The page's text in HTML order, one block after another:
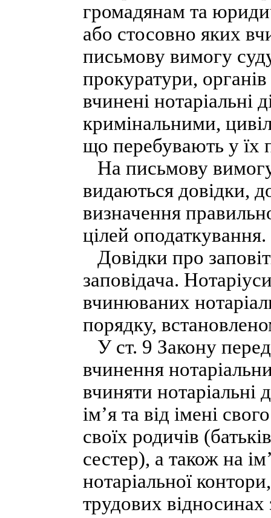
громадянам та
або стосовно яких
письмову вимогу
прокуратури, органів
вчинені нотаріальні
кримінальними,
що перебувають у їх
На письмову вимогу
видаються довідки,
визначення
цілей оподаткування.
Довідки про
заповідача.
вчинюваних
порядку,
У ст. 9 Закону
вчинення
вчиняти нотаріальні
ім’я та від імені
своїх родичів
сестер), а також на
нотаріальної
трудових